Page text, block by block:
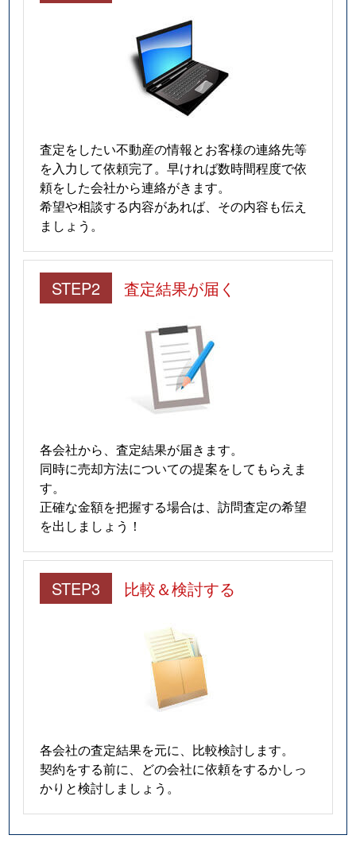
査定をしたい不動産の情報とお客様の連絡先等
を入力して依頼完了。早ければ数時間程度で依
頼をした会社から連絡がきます。
希望や相談する内容があれば、その内容も伝え
ましょう。
STEP2 査定結果が届く
各会社から、査定結果が届きます。
同時に売却方法についての提案をしてもらえま
す。
正確な金額を把握する場合は、訪問査定の希望
を出しましょう！
STEP3 比較＆検討する
各会社の査定結果を元に、比較検討します。
契約をする前に、どの会社に依頼をするかしっ
かりと検討しましょう。